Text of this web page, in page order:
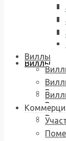
Виллы
Виллы